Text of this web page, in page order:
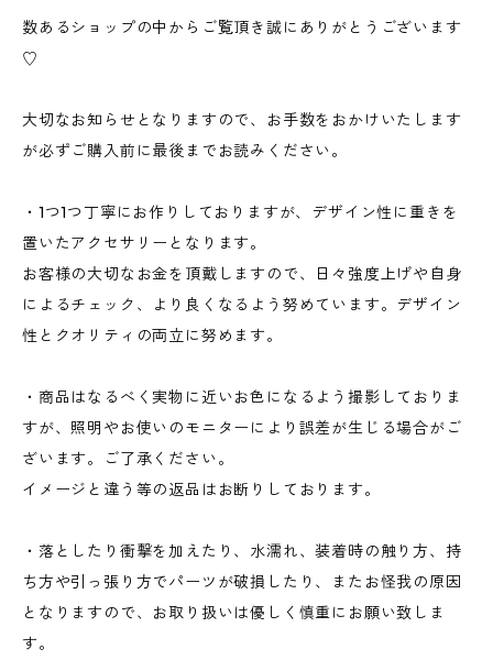
数あるショップの中からご覧頂き誠にありがとうございます
♡
大切なお知らせとなりますので、お手数をおかけいたします
が必ずご購入前に最後までお読みください。
・1つ1つ丁寧にお作りしておりますが、デザイン性に重きを
置いたアクセサリーとなります。
お客様の大切なお金を頂戴しますので、日々強度上げや自身
によるチェック、より良くなるよう努めています。デザイン
性とクオリティの両立に努めます。
・商品はなるべく実物に近いお色になるよう撮影しておりま
すが、照明やお使いのモニターにより誤差が生じる場合がご
ざいます。ご了承ください。
イメージと違う等の返品はお断りしております。
・落としたり衝撃を加えたり、水濡れ、装着時の触り方、持
ち方や引っ張り方でパーツが破損したり、またお怪我の原因
となりますので、お取り扱いは優しく慎重にお願い致しま
す。